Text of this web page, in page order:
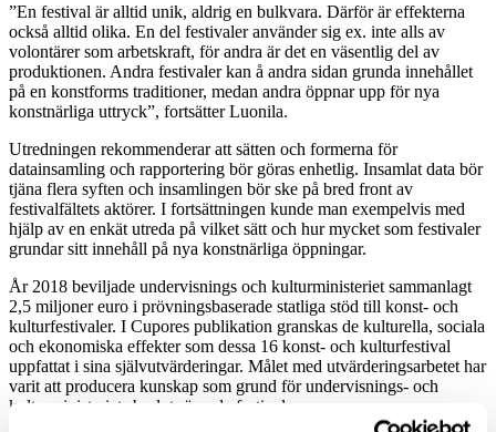
”En festival är alltid unik, aldrig en bulkvara. Därför är effekterna
också alltid olika. En del festivaler använder sig ex. inte alls av
volontärer som arbetskraft, för andra är det en väsentlig del av
produktionen. Andra festivaler kan å andra sidan grunda innehållet
på en konstforms traditioner, medan andra öppnar upp för nya
konstnärliga uttryck”, fortsätter Luonila.
Utredningen rekommenderar att sätten och formerna för
datainsamling och rapportering bör göras enhetlig. Insamlat data bör
tjäna flera syften och insamlingen bör ske på bred front av
festivalfältets aktörer. I fortsättningen kunde man exempelvis med
hjälp av en enkät utreda på vilket sätt och hur mycket som festivaler
grundar sitt innehåll på nya konstnärliga öppningar.
År 2018 beviljade undervisnings och kulturministeriet sammanlagt
2,5 miljoner euro i prövningsbaserade statliga stöd till konst- och
kulturfestivaler. I Cupores publikation granskas de kulturella, sociala
och ekonomiska effekter som dessa 16 konst- och kulturfestival
uppfattat i sina självutvärderingar. Målet med utvärderingsarbetet har
varit att producera kunskap som grund för undervisnings- och
kulturministeriets beslut rörande festivaler.